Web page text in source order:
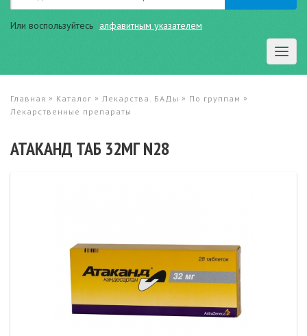
Или воспользуйтесь алфавитным указателем
Главная » Каталог » Лекарства. БАДы » По группам »
Лекарственные препараты
АТАКАНД ТАБ 32МГ N28